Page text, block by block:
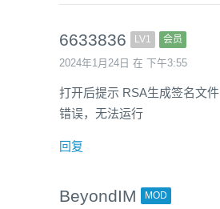
6633836 LV1 会员
2024年1月24日 在 下午3:55
打开后提示 RSA生成签名文件
错误，无法运行
回复
BeyondIM MOD